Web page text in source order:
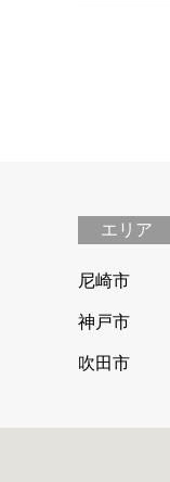
エリア
尼崎市
神戸市
吹田市